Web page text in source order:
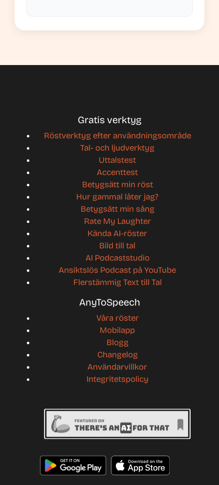
Gratis verktyg
Röstverktyg efter användningsområde
Tal- och ljudverktyg
Uttalstest
Accenttest
Betygsätt min röst
Hur gammal låter jag?
Betygsätt min sång
Rate My Laughter
Kända AI-röster
Bild till tal
AI Podcaststudio
Ansiktslös Podcast på YouTube
Flerstämmig Text till Tal
AnyToSpeech
Våra röster
Mobilapp
Blogg
Changelog
Användarvillkor
Integritetspolicy